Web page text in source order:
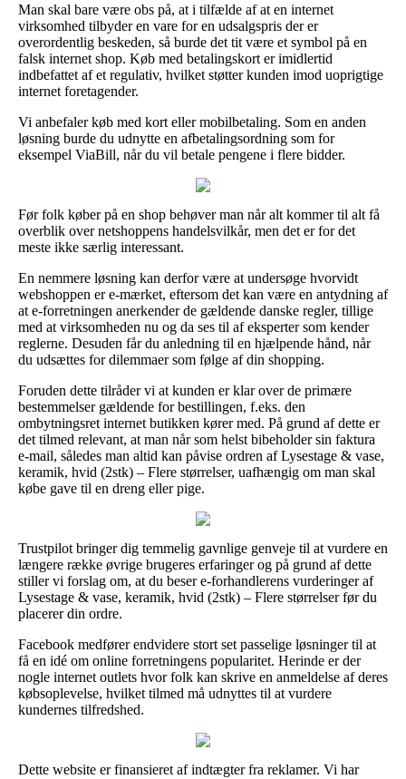
Man skal bare være obs på, at i tilfælde af at en internet
virksomhed tilbyder en vare for en udsalgspris der er
overordentlig beskeden, så burde det tit være et symbol på en
falsk internet shop. Køb med betalingskort er imidlertid
indbefattet af et regulativ, hvilket støtter kunden imod uoprigtige
internet foretagender.
Vi anbefaler køb med kort eller mobilbetaling. Som en anden
løsning burde du udnytte en afbetalingsordning som for
eksempel ViaBill, når du vil betale pengene i flere bidder.
Før folk køber på en shop behøver man når alt kommer til alt få
overblik over netshoppens handelsvilkår, men det er for det
meste ikke særlig interessant.
En nemmere løsning kan derfor være at undersøge hvorvidt
webshoppen er e-mærket, eftersom det kan være en antydning af
at e-forretningen anerkender de gældende danske regler, tillige
med at virksomheden nu og da ses til af eksperter som kender
reglerne. Desuden får du anledning til en hjælpende hånd, når
du udsættes for dilemmaer som følge af din shopping.
Foruden dette tilråder vi at kunden er klar over de primære
bestemmelser gældende for bestillingen, f.eks. den
ombytningsret internet butikken kører med. På grund af dette er
det tilmed relevant, at man når som helst bibeholder sin faktura
e-mail, således man altid kan påvise ordren af Lysestage & vase,
keramik, hvid (2stk) – Flere størrelser, uafhængig om man skal
købe gave til en dreng eller pige.
Trustpilot bringer dig temmelig gavnlige genveje til at vurdere en
længere række øvrige brugeres erfaringer og på grund af dette
stiller vi forslag om, at du beser e-forhandlerens vurderinger af
Lysestage & vase, keramik, hvid (2stk) – Flere størrelser før du
placerer din ordre.
Facebook medfører endvidere stort set passelige løsninger til at
få en idé om online forretningens popularitet. Herinde er der
nogle internet outlets hvor folk kan skrive en anmeldelse af deres
købsoplevelse, hvilket tilmed må udnyttes til at vurdere
kundernes tilfredshed.
Dette website er finansieret af indtægter fra reklamer. Vi har